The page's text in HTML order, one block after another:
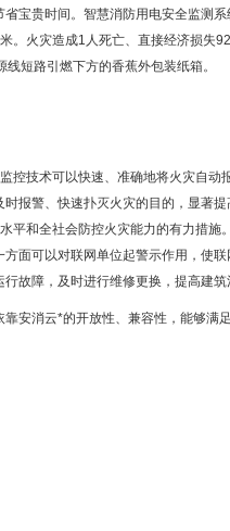
宝贵时间。智慧消防用电安全监测
。火灾造成1人死亡、直接经济损失
短路引燃下方的香蕉外包装纸箱。
控技术可以快速、准确地将火灾自动
报警、快速扑灭火灾的目的，显著提
平和全社会防控火灾能力的有力措施
面可以对联网单位起警示作用，使
故障，及时进行维修更换，提高建筑
安消云*的开放性、兼容性，能够满